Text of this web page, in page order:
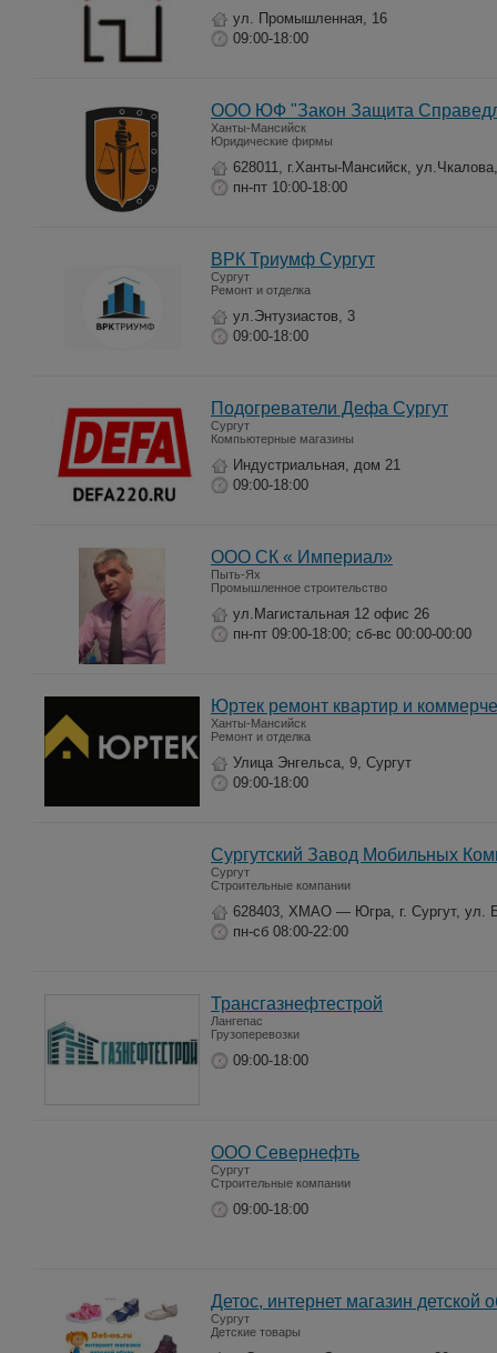
ул. Промышленная, 16
09:00-18:00
ООО ЮФ "Закон Защита
Ханты-Мансийск
Юридические фирмы
628011, г.Ханты-Мансийск,
пн-пт 10:00-18:00
ВРК Триумф Сургут
Сургут
Ремонт и отделка
ул.Энтузиастов, 3
09:00-18:00
Подогреватели Дефа Сургут
Сургут
Компьютерные магазины
Индустриальная, дом 21
09:00-18:00
ООО СК « Империал»
Пыть-Ях
Промышленное строительство
ул.Магистальная 12 офис 26
пн-пт 09:00-18:00; сб-вс 00:00-00:00
Юртек ремонт квартир и
Ханты-Мансийск
Ремонт и отделка
Улица Энгельса, 9, Сургут
09:00-18:00
Сургутский Завод Мобильных
Сургут
Строительные компании
628403, ХМАО — Югра, г. Сургут, ул.
пн-сб 08:00-22:00
Трансгазнефтестрой
Лангепас
Грузоперевозки
09:00-18:00
ООО Севернефть
Сургут
Строительные компании
09:00-18:00
Детос, интернет магазин детской
Сургут
Детские товары